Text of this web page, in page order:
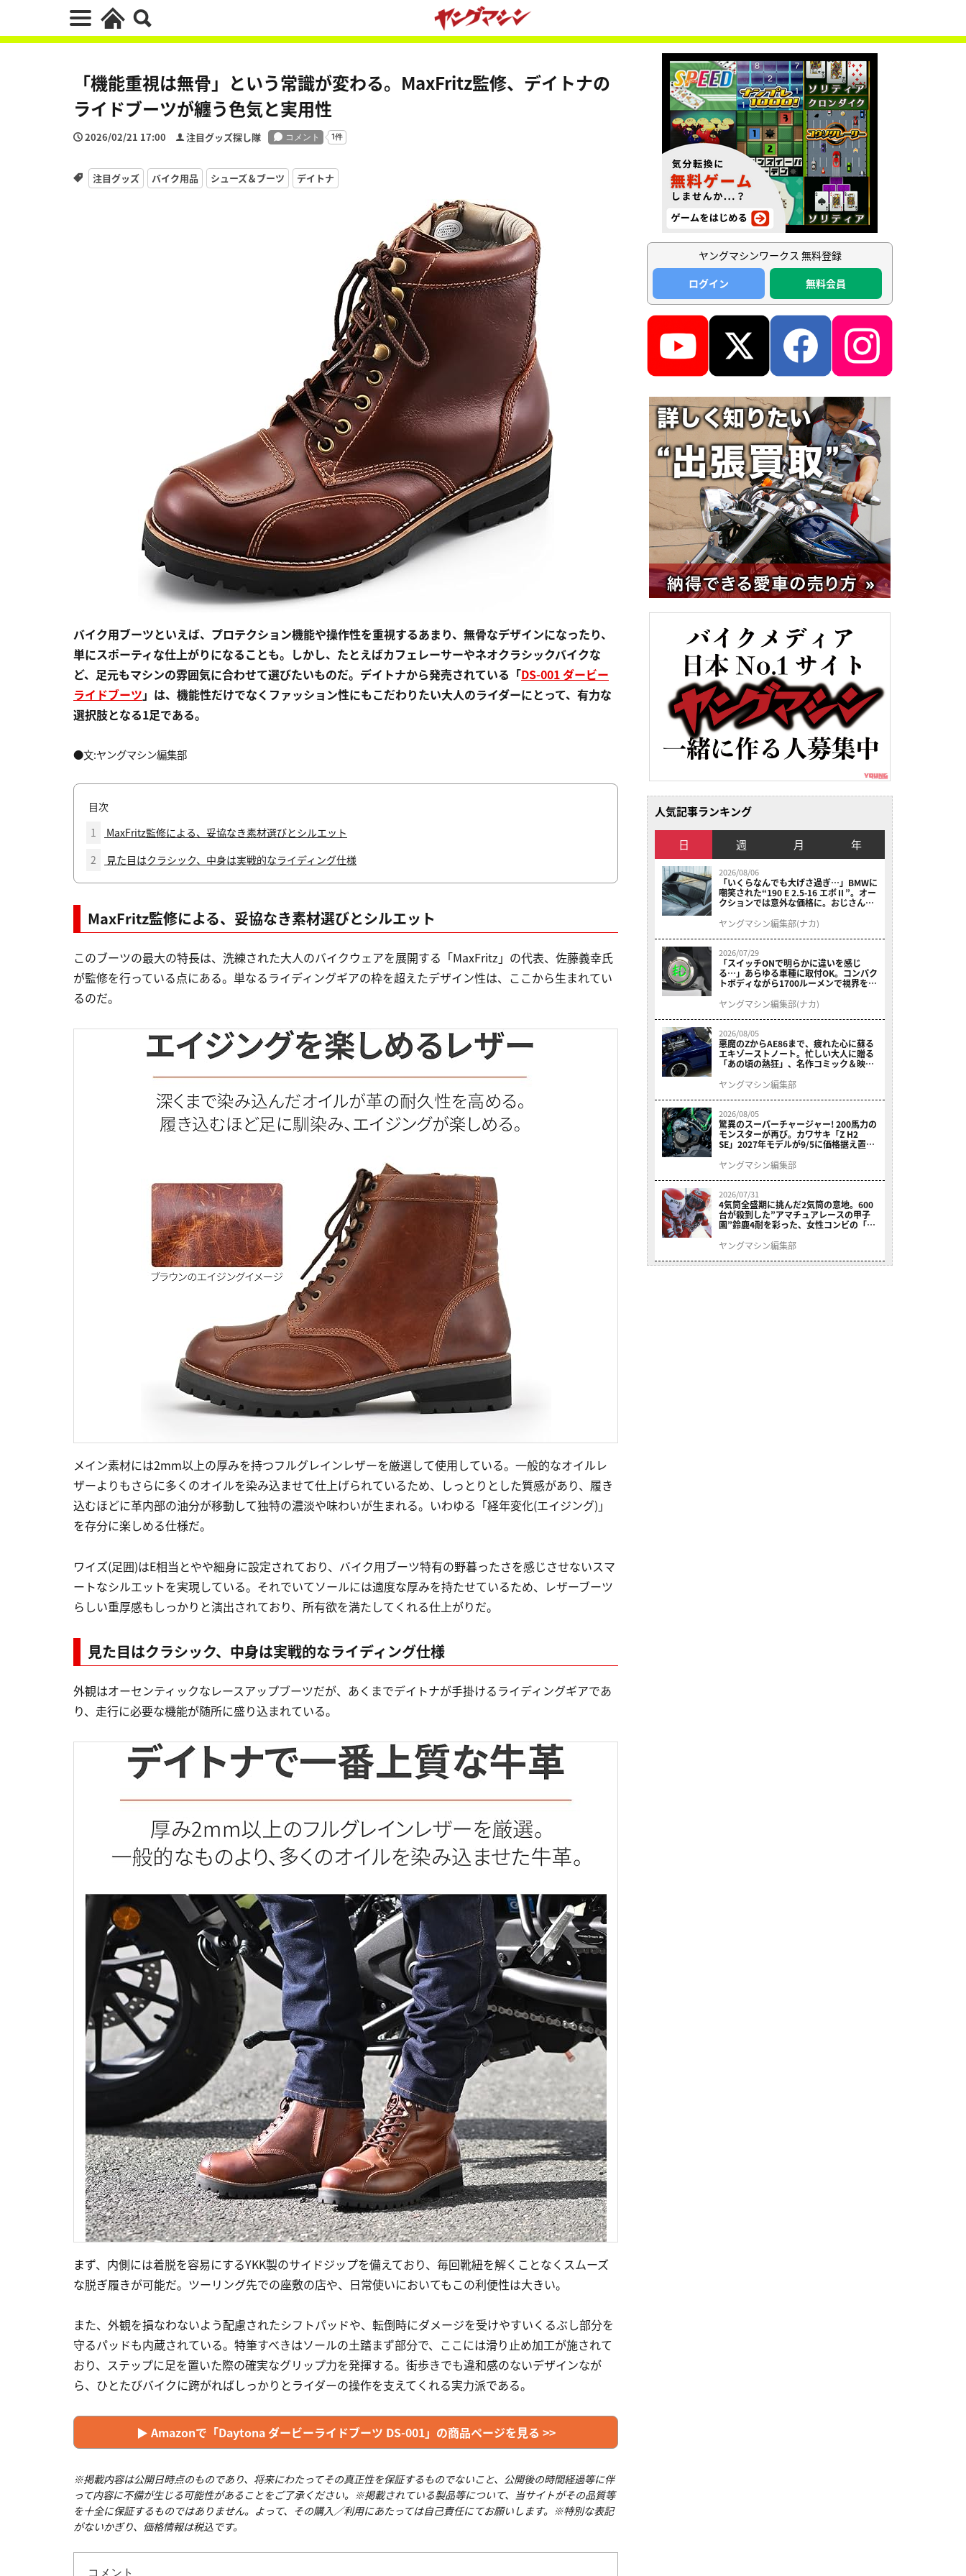
「機能重視は無骨」という常識が変わる。MaxFritz監修、デイトナの
ライドブーツが纏う色気と実用性
2026/02/21 17:00 注目グッズ探し隊
注目グッズ バイク用品 シューズ＆ブーツ デイトナ
バイク用ブーツといえば、プロテクション機能や操作性を重視するあまり、無骨なデザインになったり、
単にスポーティな仕上がりになることも。しかし、たとえばカフェレーサーやネオクラシックバイクな
ど、足元もマシンの雰囲気に合わせて選びたいものだ。デイトナから発売されている「DS-001 ダービー
ライドブーツ」は、機能性だけでなくファッション性にもこだわりたい大人のライダーにとって、有力な
選択肢となる1足である。
●文:ヤングマシン編集部
目次
1
MaxFritz監修による、妥協なき素材選びとシルエット
2
見た目はクラシック、中身は実戦的なライディング仕様
MaxFritz監修による、妥協なき素材選びとシルエット
このブーツの最大の特長は、洗練された大人のバイクウェアを展開する「MaxFritz」の代表、佐藤義幸氏
が監修を行っている点にある。単なるライディングギアの枠を超えたデザイン性は、ここから生まれてい
るのだ。
メイン素材には2mm以上の厚みを持つフルグレインレザーを厳選して使用している。一般的なオイルレ
ザーよりもさらに多くのオイルを染み込ませて仕上げられているため、しっとりとした質感があり、履き
込むほどに革内部の油分が移動して独特の濃淡や味わいが生まれる。いわゆる「経年変化(エイジング)」
を存分に楽しめる仕様だ。
ワイズ(足囲)はE相当とやや細身に設定されており、バイク用ブーツ特有の野暮ったさを感じさせないスマ
ートなシルエットを実現している。それでいてソールには適度な厚みを持たせているため、レザーブーツ
らしい重厚感もしっかりと演出されており、所有欲を満たしてくれる仕上がりだ。
見た目はクラシック、中身は実戦的なライディング仕様
外観はオーセンティックなレースアップブーツだが、あくまでデイトナが手掛けるライディングギアであ
り、走行に必要な機能が随所に盛り込まれている。
まず、内側には着脱を容易にするYKK製のサイドジップを備えており、毎回靴紐を解くことなくスムーズ
な脱ぎ履きが可能だ。ツーリング先での座敷の店や、日常使いにおいてもこの利便性は大きい。
また、外観を損なわないよう配慮されたシフトパッドや、転倒時にダメージを受けやすいくるぶし部分を
守るパッドも内蔵されている。特筆すべきはソールの土踏まず部分で、ここには滑り止め加工が施されて
おり、ステップに足を置いた際の確実なグリップ力を発揮する。街歩きでも違和感のないデザインなが
ら、ひとたびバイクに跨がればしっかりとライダーの操作を支えてくれる実力派である。
▶︎ Amazonで「Daytona ダービーライドブーツ DS-001」の商品ページを見る >>
※掲載内容は公開日時点のものであり、将来にわたってその真正性を保証するものでないこと、公開後の時間経過等に伴
って内容に不備が生じる可能性があることをご了承ください。※掲載されている製品等について、当サイトがその品質等
を十全に保証するものではありません。よって、その購入／利用にあたっては自己責任にてお願いします。※特別な表記
がないかぎり、価格情報は税込です。
ヤングマシンワークス 無料登録
ログイン
無料会員
人気記事ランキング
日 週 月 年
2026/08/06
「いくらなんでも大げさ過ぎ…」BMWに
嘲笑された“190 E 2.5-16 エボⅡ”。オー
クションでは意外な価格に。おじさん達
ヤングマシン編集部(ナカ)
2026/07/29
「スイッチONで明らかに違いを感じ
る…」あらゆる車種に取付OK。コンパク
トボディながら1700ルーメンで視界を確
ニット プレシャスレイ スモール］
ヤングマシン編集部(ナカ)
2026/08/05
悪魔のZからAE86まで、疲れた心に蘇る
エキゾーストノート。忙しい大人に贈る
「あの頃の熱狂」、名作コミック＆映画
結！
ヤングマシン編集部
2026/08/05
驚異のスーパーチャージャー! 200馬力の
モンスターが再び。カワサキ「Z H2
SE」2027年モデルが9/5に価格据え置き
ヤングマシン編集部
2026/07/31
4気筒全盛期に挑んだ2気筒の意地。600
台が殺到した”アマチュアレースの甲子
園”鈴鹿4耐を彩った、女性コンビの「ス
ヤングマシン編集部